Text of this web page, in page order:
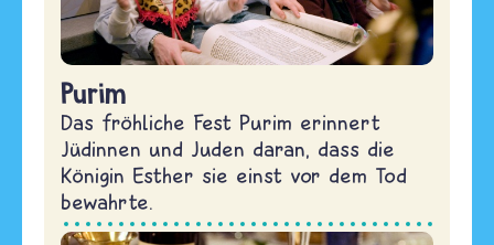
Purim
Das fröhliche Fest Purim erinnert
Jüdinnen und Juden daran, dass die
Königin Esther sie einst vor dem Tod
bewahrte.